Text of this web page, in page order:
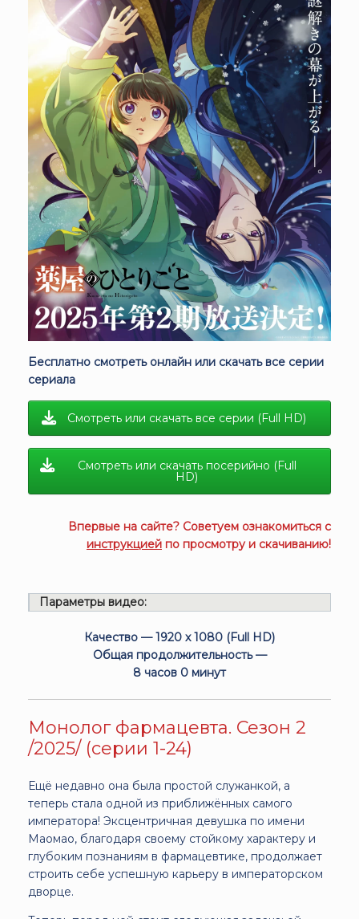
Бесплатно смотреть онлайн или скачать все серии
сериала
Смотреть или скачать все серии (Full HD)
Смотреть или скачать посерийно (Full
HD)
Впервые на сайте? Советуем ознакомиться с
инструкцией по просмотру и скачиванию!
Параметры видео:
Качество — 1920 x 1080 (Full HD)
Общая продолжительность —
8 часов 0 минут
Монолог фармацевта. Сезон 2
/2025/ (серии 1-24)
Ещё недавно она была простой служанкой, а
теперь стала одной из приближённых самого
императора! Эксцентричная девушка по имени
Маомао, благодаря своему стойкому характеру и
глубоким познаниям в фармацевтике, продолжает
строить себе успешную карьеру в императорском
дворце.